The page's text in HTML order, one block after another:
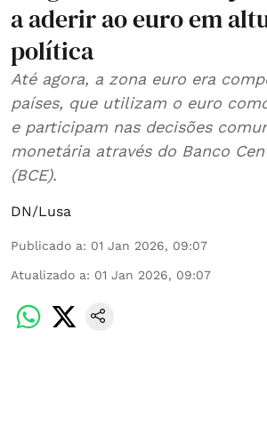
a aderir ao euro em
política
Até agora, a zona euro era
países, que utilizam o euro
e participam nas decisões
monetária através do Banco
(BCE).
DN/Lusa
Publicado a: 01 Jan 2026, 09:07
Atualizado a: 01 Jan 2026, 09:07